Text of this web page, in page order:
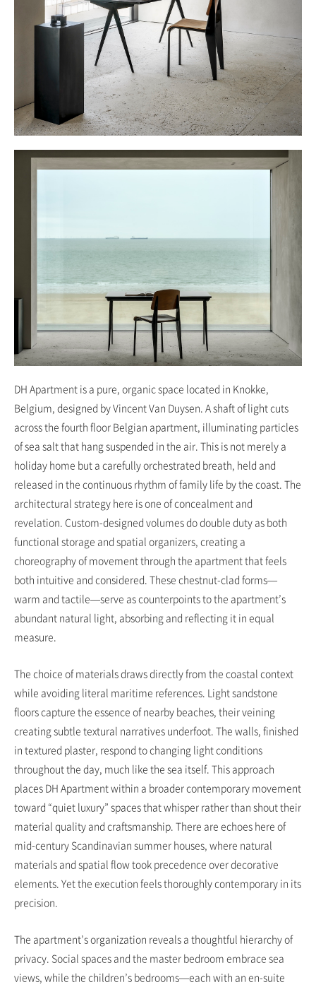
DH Apartment is a pure, organic space located in Knokke,
Belgium, designed by Vincent Van Duysen. A shaft of light cuts
across the fourth floor Belgian apartment, illuminating particles
of sea salt that hang suspended in the air. This is not merely a
holiday home but a carefully orchestrated breath, held and
released in the continuous rhythm of family life by the coast. The
architectural strategy here is one of concealment and
revelation. Custom-designed volumes do double duty as both
functional storage and spatial organizers, creating a
choreography of movement through the apartment that feels
both intuitive and considered. These chestnut-clad forms—
warm and tactile—serve as counterpoints to the apartment’s
abundant natural light, absorbing and reflecting it in equal
measure.
The choice of materials draws directly from the coastal context
while avoiding literal maritime references. Light sandstone
floors capture the essence of nearby beaches, their veining
creating subtle textural narratives underfoot. The walls, finished
in textured plaster, respond to changing light conditions
throughout the day, much like the sea itself. This approach
places DH Apartment within a broader contemporary movement
toward “quiet luxury” spaces that whisper rather than shout their
material quality and craftsmanship. There are echoes here of
mid-century Scandinavian summer houses, where natural
materials and spatial flow took precedence over decorative
elements. Yet the execution feels thoroughly contemporary in its
precision.
The apartment’s organization reveals a thoughtful hierarchy of
privacy. Social spaces and the master bedroom embrace sea
views, while the children’s bedrooms—each with an en-suite